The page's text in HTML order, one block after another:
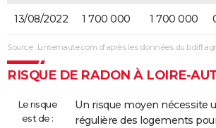
13/08/2022 1 700 000 1 700 000
Source : Linternaute.com d'après les données du
RISQUE DE RADON À LOIRE-
Le risque
est de :
Un risque moyen nécessite
régulière des logements